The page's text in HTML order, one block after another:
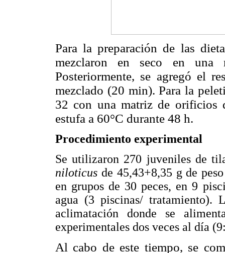
Para la preparación de las
mezclaron en seco en una
Posteriormente, se agregó el
mezclado (20 min). Para la
32 con una matriz de orificios
estufa a 60°C durante 48 h.
Procedimiento experimental
Se utilizaron 270 juveniles de
niloticus de 45,43+8,35 g de
en grupos de 30 peces, en 9
agua (3 piscinas/ tratamiento).
aclimatación donde se
experimentales dos veces al día
Al cabo de este tiempo, se